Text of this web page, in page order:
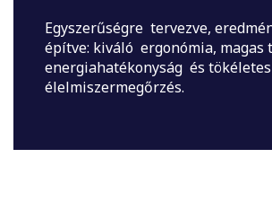
Egyszerűségre tervezve,
építve: kiváló ergonómia, magas
energiahatékonyság és tökéletes
élelmiszermegőrzés.